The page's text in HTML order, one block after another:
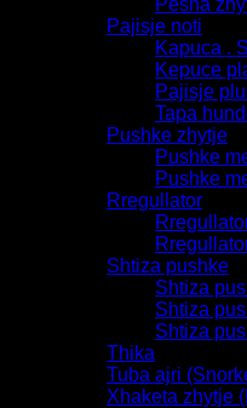
Pesha
Pajisje noti
Kapuca .
Kepuce
Pajisje
Tapa
Pushke zhytje
Pushke
Pushke
Rregullator
Shtiza pushke
Shtiza
Shtiza
Shtiza
Thika
Tuba ajri
Xhaketa zhytje